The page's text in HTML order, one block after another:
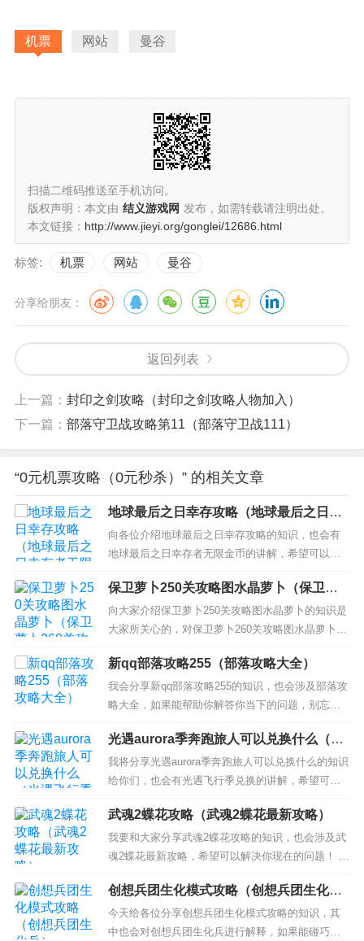
机票 网站 曼谷
扫描二维码推送至手机访问。
版权声明：本文由 结义游戏网 发布，如需转载请注明出处。
本文链接： http://www.jieyi.org/gonglei/12686.html
标签: 机票 网站 曼谷
分享给朋友：
返回列表
上一篇： 封印之剑攻略（封印之剑攻略人物加入）
下一篇： 部落守卫战攻略第11（部落守卫战111）
“0元机票攻略（0元秒杀）” 的相关文章
地球最后之日幸存攻略（地球最后之日幸
存者无限金币）
向各位介绍地球最后之日幸存攻略的知识，也会有
地球最后之日幸存者无限金币的讲解，希望可以解
决大家当前的困惑！ 本文目录一览： 1、地球最后
之日 幸存者 a区怎么玩 2、地球最后之日幸存者无
线电塔怎么放置? 3、地球最后之日第一个军事基地
密码什么？ 4、地球最后之日幸存手机有什么用 手
机作用...
保卫萝卜250关攻略图水晶萝卜（保卫萝
卜260关攻略图水晶萝卜）
向大家介绍保卫萝卜250关攻略图水晶萝卜的知识是
大家所关心的，对保卫萝卜260关攻略图水晶萝卜的
介绍也是从多个角度来解答，希望可以让大家解决
现在的问题！ 本文目录一览： 1、保卫萝卜2地宫1
怎么过水晶萝卜 2、保卫萝卜2，69水晶萝卜怎么得
3、保卫萝卜2第125关怎么得水晶萝卜 保卫萝卜...
新qq部落攻略255（部落攻略大全）
我会分享新qq部落攻略255的知识，也会涉及部落攻
略大全，如果能帮助你解答你当下的问题，别忘记
关注我们吧！ 本文目录一览： 1、QQ部落战力提升
攻略 部落守卫战怎么提升战力 2、qq部落25-2新版
完美攻略 25-2新版怎么过 3、求QQ部落攻略 QQ部
落战力提升攻略 部落守卫战怎么提升...
光遇aurora季奔跑旅人可以兑换什么（光
遇飞行季兑换）
我将分享光遇aurora季奔跑旅人可以兑换什么的知识
给你们，也会有光遇飞行季兑换的讲解，希望可以
解决你们现在的问题！ 本文目录一览： 1、光遇欧
若拉下个季节有项链吗 2、光遇橙色爱心能换什么
3、光遇欧若拉商店在哪 光遇欧若拉下个季节有项链
吗 1、新季节项链(季卡物品)2、AURORA同款...
武魂2蝶花攻略（武魂2蝶花最新攻略）
我要和大家分享武魂2蝶花攻略的知识，也会涉及武
魂2蝶花最新攻略，希望可以解决你现在的问题！ 本
文目录一览： 1、武魂2蝶花怎么加点，怎么样 2、
武魂2蝶花职业详解 武魂2蝶花怎么样 3、武魂平民
蝶花转什么好，我不想玩PK 4、武魂2后期蝶花PVE
怎么加点？ 武魂2蝶花怎么加点，怎么样...
创想兵团生化模式攻略（创想兵团生化
兵）
今天给各位分享创想兵团生化模式攻略的知识，其
中也会对创想兵团生化兵进行解释，如果能碰巧解